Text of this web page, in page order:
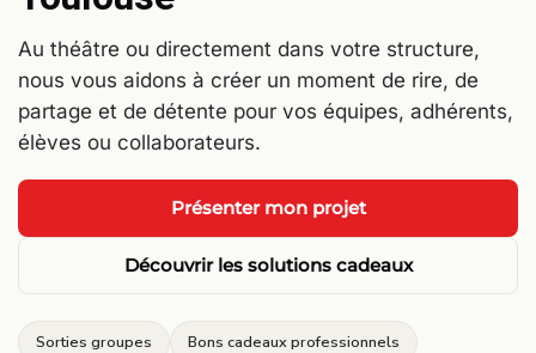
Au théâtre ou directement dans votre structure,
nous vous aidons à créer un moment de rire, de
partage et de détente pour vos équipes, adhérents,
élèves ou collaborateurs.
Présenter mon projet
Découvrir les solutions cadeaux
Sorties groupes Bons cadeaux professionnels